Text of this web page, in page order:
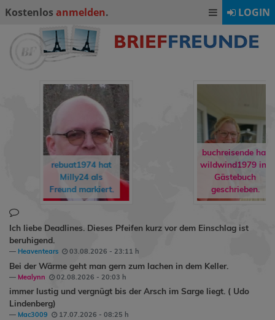
Kostenlos anmelden. LOGIN
rebuat1974hat
Milly24als
Freund markiert.
buchreisende hat
wildwind1979ins
Gästebuch
geschrieben.
Ich liebe Deadlines. Dieses Pfeifen kurz vor dem Einschlag ist
beruhigend.
Heaventears 03.08.2026 - 23:11 h
Bei der Wärme geht man gern zum lachen in dem Keller.
Mealynn 02.08.2026 - 20:03 h
immer lustig und vergnügt bis der Arsch im Sarge liegt. ( Udo
Lindenberg)
Mac3009 17.07.2026 - 08:25 h